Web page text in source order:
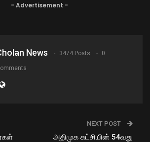
- Advertisement -
News 3474 Posts 0
NEXT POST
அதிமுக கட்சியின் 54வது